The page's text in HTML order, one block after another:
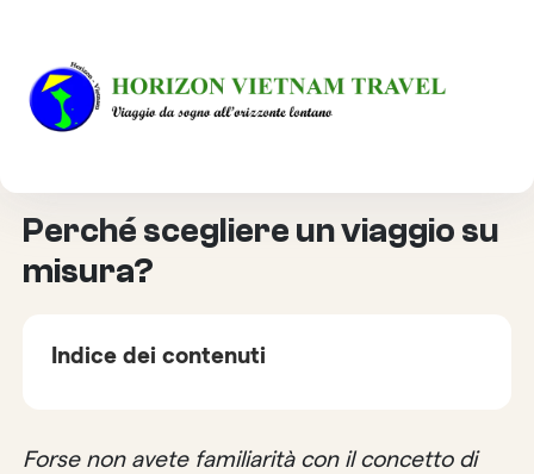
HOME
CHI SIAMO
Perché scegliere un viaggio su
misura?
Indice dei contenuti
Forse non avete familiarità con il concetto di